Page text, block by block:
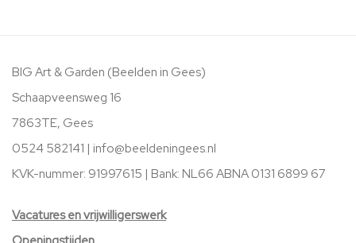
BIG Art & Garden (Beelden in Gees)
Schaapveensweg 16
7863TE, Gees
0524 582141 | info@beeldeningees.nl
KVK-nummer: 91997615 | Bank: NL66 ABNA 0131 6899 67
Vacaturesen vrijwilligerswerk